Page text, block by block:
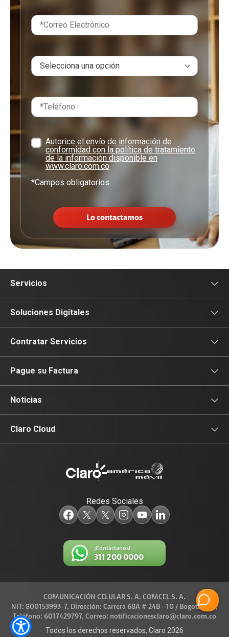
Autorice el envío de información de
conformidad con la política de tratamiento
de la información disponible en
www.claro.com.co
*Campos obligatorios
Lo contactamos
Servicios
Conectividad
Colaboración
Soluciones de Valor Agregado
Soluciones de Voz
Equipos para su empresa
Soluciones Digitales
Sectores
Soluciones Digitales
Ciberseguridad
Claro Media
Contratar Servicios
Déjanos tus datos
Pague su Factura
Portal de Pagos Empresas
Noticias
Noticias de interés
Claro Cloud
Redes Sociales
¡Contáctanos!
311 200 0000
COMUNICACIÓN CELULAR S. A. COMCEL S. A.
NIT: 800153993-7, Dirección: Carrera 68A # 24B - 10 / Bogotá D.C.,
Teléfono: 6017429797, Correo: notificacionesclaro@claro.com.co
Todos los derechos reservados, Claro 2026